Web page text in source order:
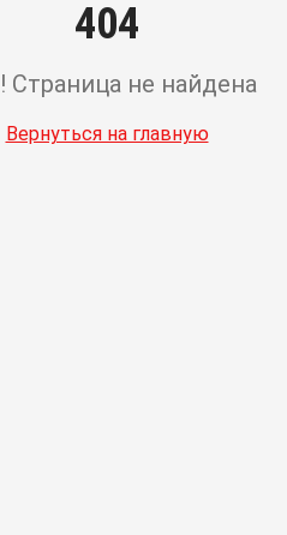
404
Страница не найдена
Вернуться на главную